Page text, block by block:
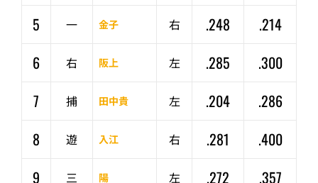
5
一 金子 右 .248
.214
6
右 阪上 左 .285
.300
7
捕 田中貴 左 .204
.286
8
遊 入江 右 .281
.400
9
三 陽 左 .272
.357